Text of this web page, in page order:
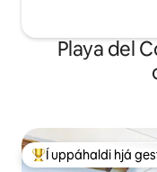
Playa del
Í mestu uppáhaldi hjá
Í uppáhaldi hjá